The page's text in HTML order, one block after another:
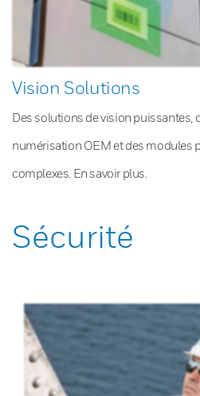
Vision Solutions
Des solutions de vision puissantes,
numérisation OEM et des modules
complexes. En savoir plus.
Sécurité